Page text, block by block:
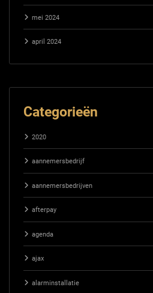
mei 2024
april 2024
Categorieën
2020
aannemersbedrijf
aannemersbedrijven
afterpay
agenda
ajax
alarminstallatie